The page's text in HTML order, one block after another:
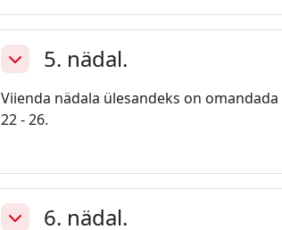
Ahenda5. nädal.
Viienda nädala ülesandeks on
22 - 26.
6. nädal.